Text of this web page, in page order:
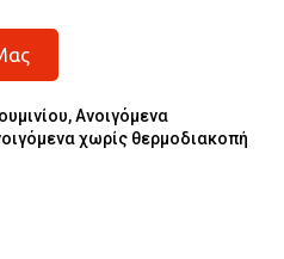
,Ανοιγόμενα
χωρίς θερμοδιακοπή